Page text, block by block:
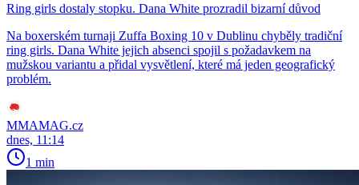
Ring girls dostaly stopku. Dana White prozradil bizarní důvod
Na boxerském turnaji Zuffa Boxing 10 v Dublinu chyběly tradiční
ring girls. Dana White jejich absenci spojil s požadavkem na
mužskou variantu a přidal vysvětlení, které má jeden geografický
problém.
MMAMAG.cz
dnes, 11:14
1 min